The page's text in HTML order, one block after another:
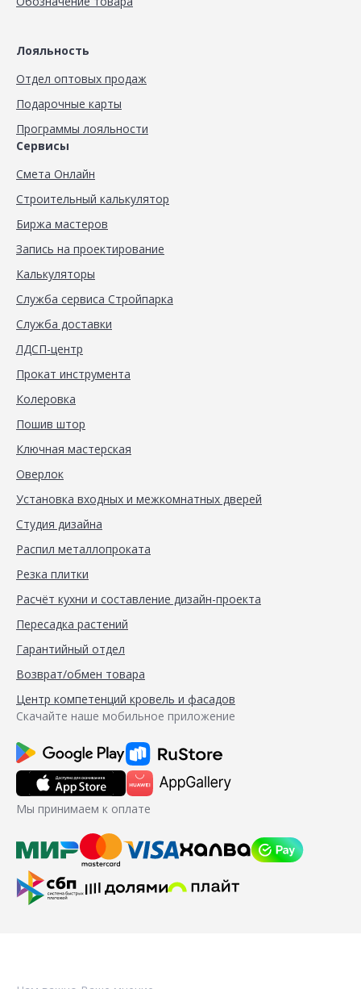
Лояльность
Отдел оптовых продаж
Подарочные карты
Программы лояльности
Сервисы
Смета Онлайн
Строительный калькулятор
Биржа мастеров
Запись на проектирование
Калькуляторы
Служба сервиса Стройпарка
Служба доставки
ЛДСП-центр
Прокат инструмента
Колеровка
Пошив штор
Ключная мастерская
Оверлок
Установка входных и межкомнатных дверей
Студия дизайна
Распил металлопроката
Резка плитки
Расчёт кухни и составление дизайн-проекта
Пересадка растений
Гарантийный отдел
Возврат/обмен товара
Центр компетенций кровель и фасадов
Скачайте наше мобильное приложение
Мы принимаем к оплате